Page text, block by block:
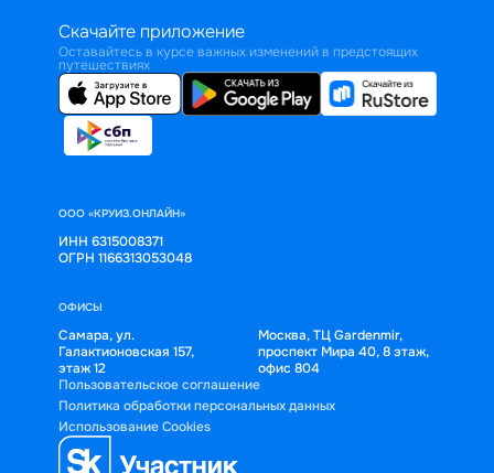
Скачайте приложение
Оставайтесь в курсе важных изменений в предстоящих
путешествиях
ООО «КРУИЗ.ОНЛАЙН»
ИНН 6315008371
ОГРН 1166313053048
ОФИСЫ
Самара, ул.
Галактионовская 157,
этаж 12
Москва, ТЦ Gardenmir,
проспект Мира 40, 8 этаж,
офис 804
Пользовательское соглашение
Политика обработки персональных данных
Использование Cookies